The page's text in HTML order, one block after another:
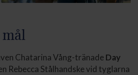
mål
Chatarina Vång-tränade Day
Rebecca Stålhandske vid tyglarna